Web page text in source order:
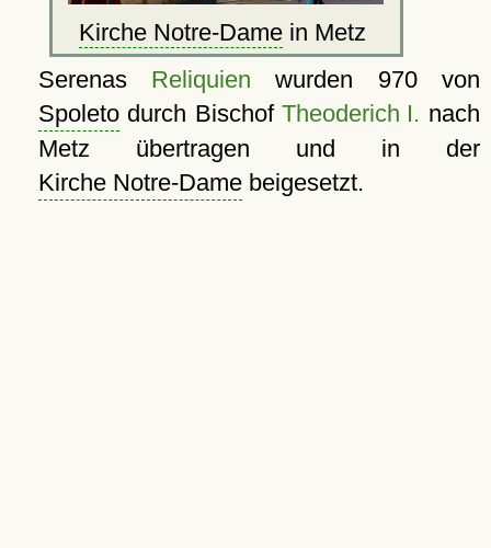
Kirche Notre-Dame in Metz
Serenas Reliquien wurden 970 von
Spoletodurch BischofTheoderich I. nach
Metz übertragen und in der
Kirche Notre-Damebeigesetzt.